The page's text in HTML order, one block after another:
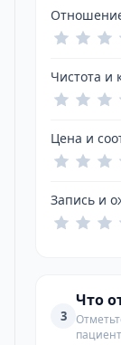
Чистота и
Цена и
Запись и
3
Что